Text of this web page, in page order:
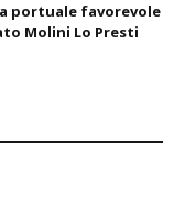
portuale favorevole
Molini Lo Presti